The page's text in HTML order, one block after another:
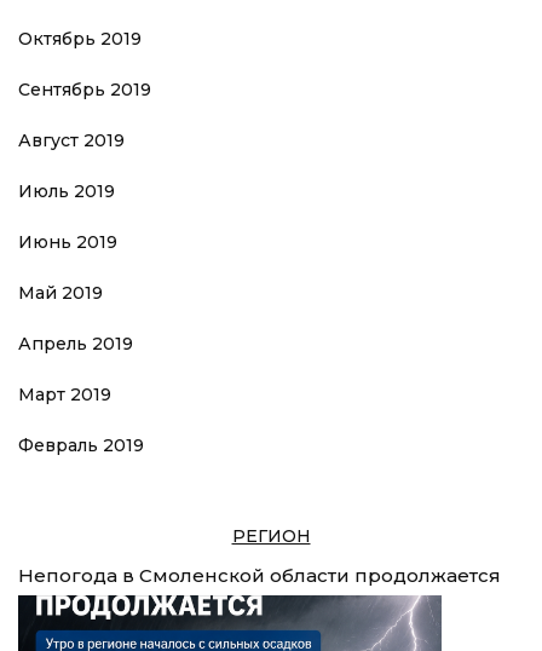
Октябрь 2019
Сентябрь 2019
Август 2019
Июль 2019
Июнь 2019
Май 2019
Апрель 2019
Март 2019
Февраль 2019
РЕГИОН
Непогода в Смоленской области продолжается